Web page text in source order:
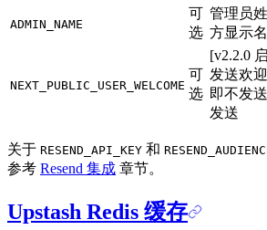
ADMIN_NAME
可
选
管理员
方显示
NEXT_PUBLIC_USER_WELCOME
可
选
[v2.2.0
发送欢
即不发
发送
关于 RESEND_API_KEY 和
参考 Resend 集成 章节。
Upstash Redis 缓存